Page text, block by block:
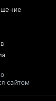
сайтом